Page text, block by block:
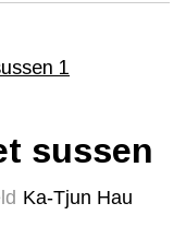
sussen
Ka-Tjun Hau